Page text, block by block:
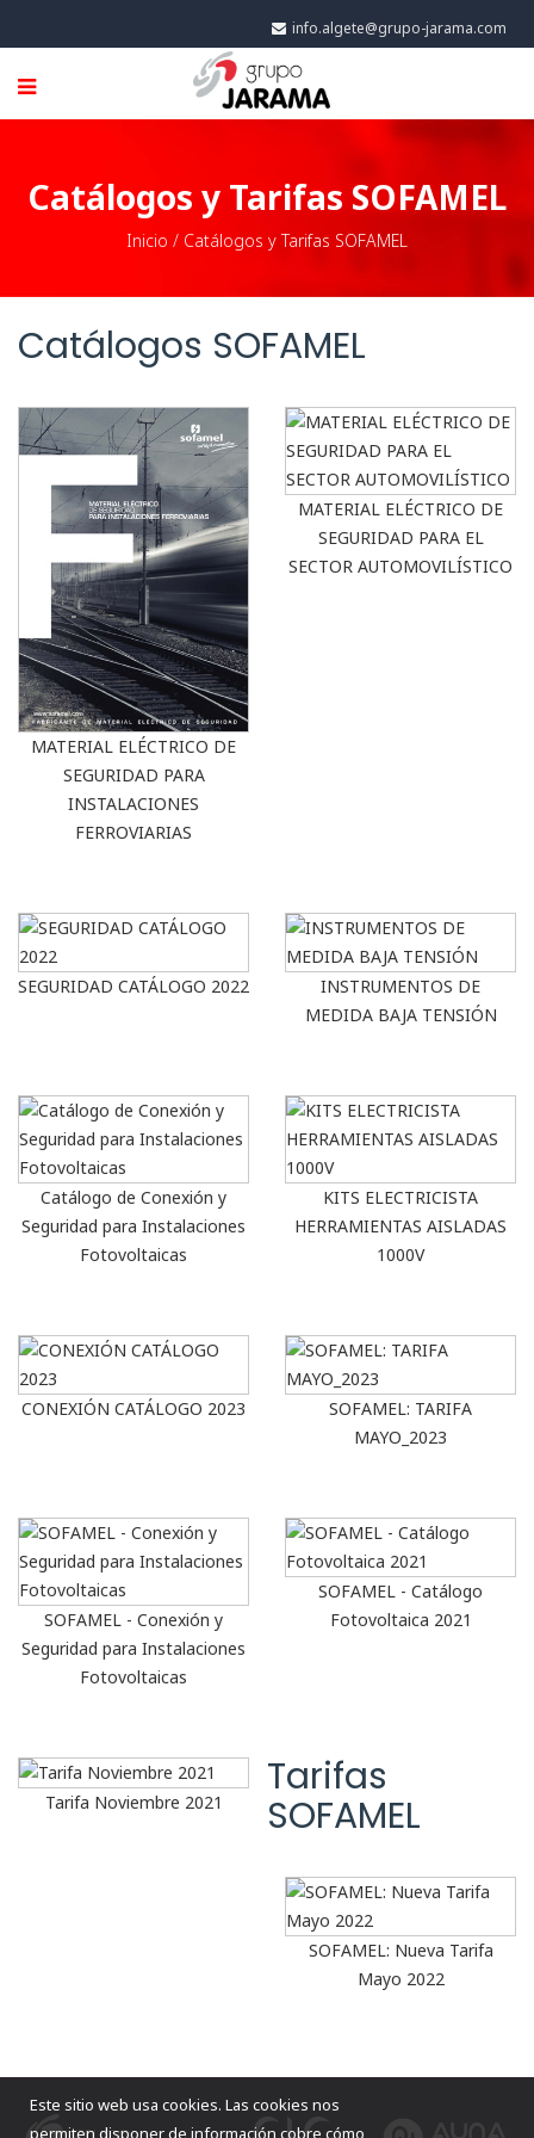
info.algete@grupo-jarama.com
Catálogos y Tarifas SOFAMEL
Inicio / Catálogos y Tarifas SOFAMEL
Catálogos SOFAMEL
MATERIAL ELÉCTRICO DE
SEGURIDAD PARA
INSTALACIONES
FERROVIARIAS
MATERIAL ELÉCTRICO DE
SEGURIDAD PARA EL
SECTOR AUTOMOVILÍSTICO
SEGURIDAD CATÁLOGO 2022
INSTRUMENTOS DE
MEDIDA BAJA TENSIÓN
Catálogo de Conexión y
Seguridad para Instalaciones
Fotovoltaicas
KITS ELECTRICISTA
HERRAMIENTAS AISLADAS
1000V
CONEXIÓN CATÁLOGO 2023
SOFAMEL: TARIFA
MAYO_2023
SOFAMEL - Conexión y
Seguridad para Instalaciones
Fotovoltaicas
SOFAMEL - Catálogo
Fotovoltaica 2021
Tarifa Noviembre 2021
Tarifas
SOFAMEL
SOFAMEL: Nueva Tarifa
Mayo 2022
Este sitio web usa cookies. Las cookies nos
permiten disponer de información cobre cómo